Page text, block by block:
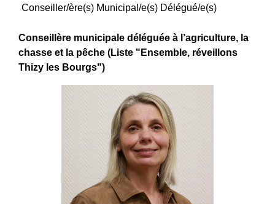
Conseiller/ère(s) Municipal/e(s) Délégué/e(s)
Conseillère municipale déléguée à l’agriculture, la
chasse et la pêche (Liste "Ensemble, réveillons
Thizy les Bourgs")